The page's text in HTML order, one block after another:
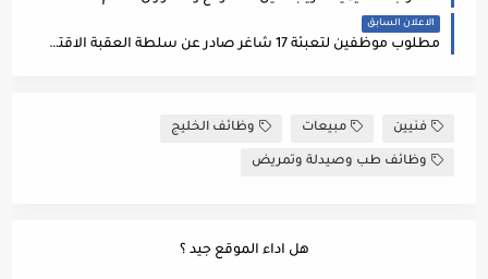
الاعلان السابق
مطلوب موظفين لتعبئة 17 شاغر صادر عن سلطة العقبة الاقتصادية الخاصة
فنيين مبيعات وظائف الخليج
وظائف طب وصيدلة وتمريض
هل اداء الموقع جيد ؟